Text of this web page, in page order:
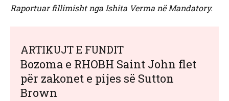
Raportuar fillimisht nga Ishita Verma në Mandatory.
ARTIKUJT E FUNDIT
Bozoma e RHOBH Saint John flet
për zakonet e pijes së Sutton
Brown